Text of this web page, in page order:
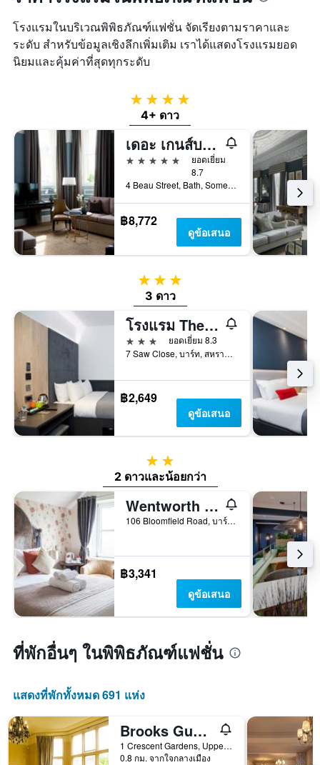
โรงแรมในบริเวณพิพิธภัณฑ์แฟชั่น จัดเรียงตามราคาและ
ระดับ สำหรับข้อมูลเชิงลึกเพิ่มเติม เราได้แสดงโรงแรมยอด
นิยมและคุ้มค่าที่สุดทุกระดับ
4 ดาว
4+ ดาว
เดอะ เกนส์บอโร บาท สปา
5 ดาว
ยอดเยี่ยม
8.7
4 Beau Street, Bath, Somerset, บาร์ท, สหราชอาณาจักร
฿8,772
ดูข้อเสนอ
3 ดาว
3 ดาว
โรงแรม The Z Hotel Bath
3 ดาว
ยอดเยี่ยม 8.3
7 Saw Close, บาร์ท, สหราชอาณาจักร
฿2,649
ดูข้อเสนอ
2 ดาว
2 ดาวและน้อยกว่า
Wentworth House Hotel เวนท์เวิร์ธ เฮ้าส์ โฮเทล
106 Bloomfield Road, บาร์ท, สหราชอาณาจักร
฿3,341
ดูข้อเสนอ
ที่พักอื่นๆ ในพิพิธภัณฑ์แฟชั่น
แสดงที่พักทั้งหมด 691 แห่ง
Brooks Guesthouse
1 Crescent Gardens, Upper Bristol Road, บาร์ท, สหราชอาณาจักร
0.8 กม. จากใจกลางเมือง